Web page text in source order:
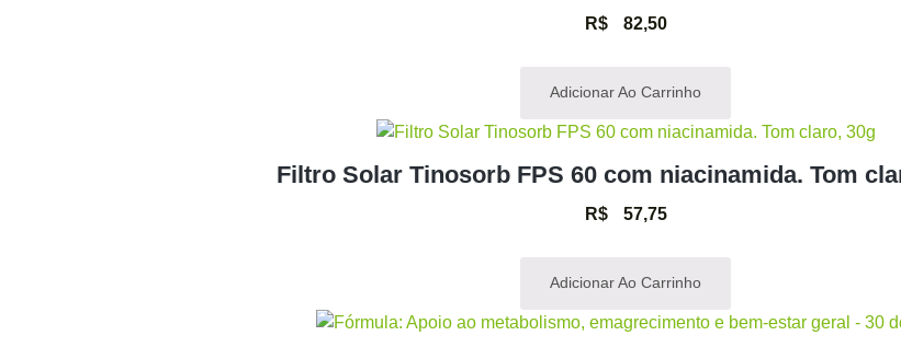
R$82,50
Adicionar Ao Carrinho
Filtro Solar Tinosorb FPS 60 com niacinamida. Tom
R$57,75
Adicionar Ao Carrinho